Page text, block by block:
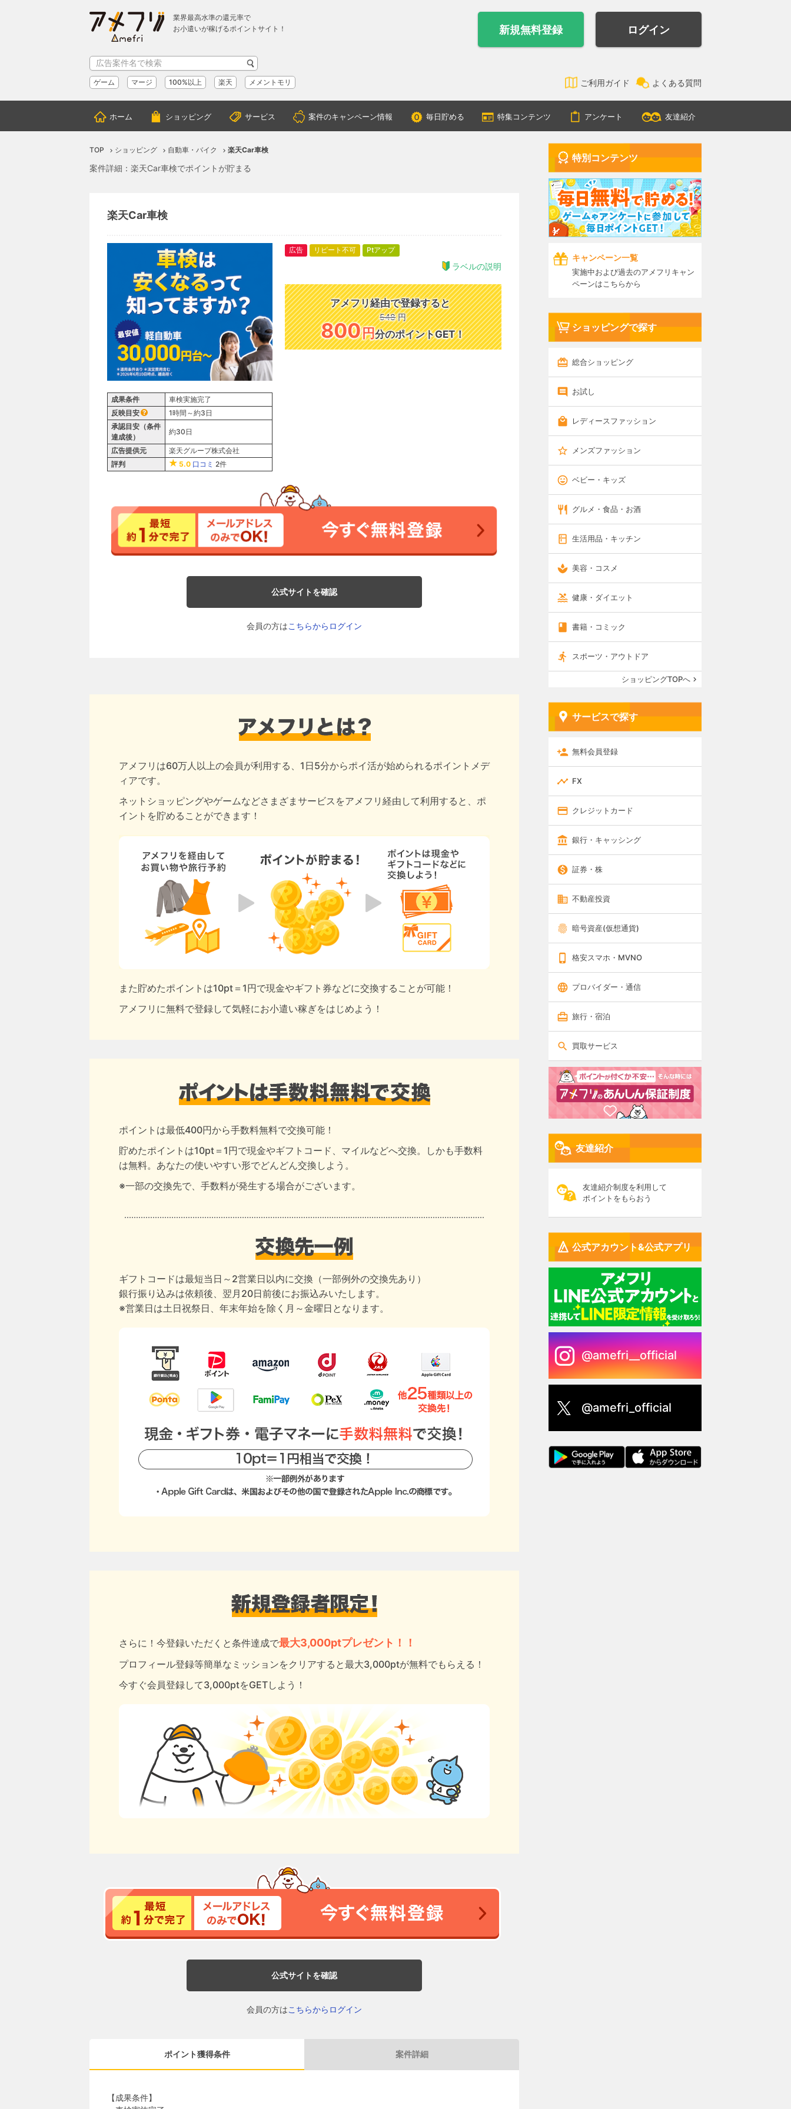
業界最高水準の還元率で
お小遣いが稼げるポイントサイト！
新規無料登録 ログイン
ゲーム マージ 100%以上 楽天 メメントモリ ご利用ガイド よくある質問
ホーム ショッピング サービス 案件のキャンペーン情報 毎日貯める 特集コンテンツ アンケート 友達紹介
TOP ショッピング 自動車・バイク 楽天Car車検
案件詳細：楽天Car車検でポイントが貯まる
楽天Car車検
成果条件
車検実施完了
反映目安
1時間～約3日
承認目安（条件
達成後）
約30日
広告提供元
楽天グループ株式会社
評判
5.0 口コミ 2件
広告 リピート不可 Ptアップ
ラベルの説明
アメフリ経由で登録すると
548 円
800円分のポイントGET！
公式サイトを確認
会員の方はこちらからログイン
アメフリは60万人以上の会員が利用する、1日5分からポイ活が始められるポイントメデ
ィアです。
ネットショッピングやゲームなどさまざまサービスをアメフリ経由して利用すると、ポ
イントを貯めることができます！
また貯めたポイントは10pt＝1円で現金やギフト券などに交換することが可能！
アメフリに無料で登録して気軽にお小遣い稼ぎをはじめよう！
ポイントは最低400円から手数料無料で交換可能！
貯めたポイントは10pt＝1円で現金やギフトコード、マイルなどへ交換。しかも手数料
は無料。あなたの使いやすい形でどんどん交換しよう。
※一部の交換先で、手数料が発生する場合がございます。
ギフトコードは最短当日～2営業日以内に交換（一部例外の交換先あり）
銀行振り込みは依頼後、翌月20日前後にお振込みいたします。
※営業日は土日祝祭日、年末年始を除く月～金曜日となります。
さらに！今登録いただくと条件達成で最大3,000ptプレゼント！！
プロフィール登録等簡単なミッションをクリアすると最大3,000ptが無料でもらえる！
今すぐ会員登録して3,000ptをGETしよう！
公式サイトを確認
会員の方はこちらからログイン
ポイント獲得条件 案件詳細
【成果条件】
特別コンテンツ
キャンペーン一覧
実施中および過去のアメフリキャン
ペーンはこちらから
ショッピングで探す
総合ショッピング
お試し
レディースファッション
メンズファッション
ベビー・キッズ
グルメ・食品・お酒
生活用品・キッチン
美容・コスメ
健康・ダイエット
書籍・コミック
スポーツ・アウトドア
ショッピングTOPへ
サービスで探す
無料会員登録
FX
クレジットカード
銀行・キャッシング
証券・株
不動産投資
暗号資産(仮想通貨)
格安スマホ・MVNO
プロバイダー・通信
旅行・宿泊
買取サービス
友達紹介
友達紹介制度を利用して
ポイントをもらおう
公式アカウント&公式アプリ
@amefri__official
@amefri_official